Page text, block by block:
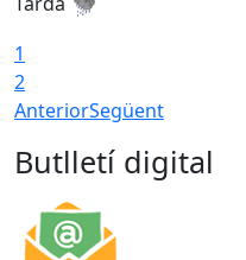
1
2
AnteriorSegüent
Butlletí digital